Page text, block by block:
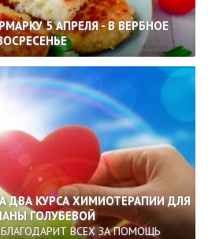
5 АПРЕЛЯ - В ВЕРБНОЕ
ДВА КУРСА ХИМИОТЕРАПИИ ДЛЯ
ГОЛУБЕВОЙ
ВСЕХ ЗА ПОМОЩЬ